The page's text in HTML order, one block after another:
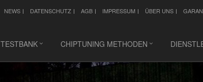
NEWS DATENSCHUTZ AGB IMPRESSUM ÜBER UNS
TESTBANK CHIPTUNING METHODEN